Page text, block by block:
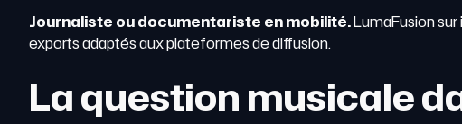
Journaliste ou documentariste en mobilité.LumaFusion
exports adaptés aux plateformes de diffusion.
La question musicale